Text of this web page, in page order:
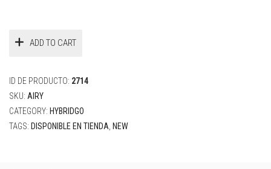
ADD TO CART
ID DE PRODUCTO: 2714
SKU: AIRY
CATEGORY: HYBRIDGO
TAGS: DISPONIBLE EN TIENDA, NEW